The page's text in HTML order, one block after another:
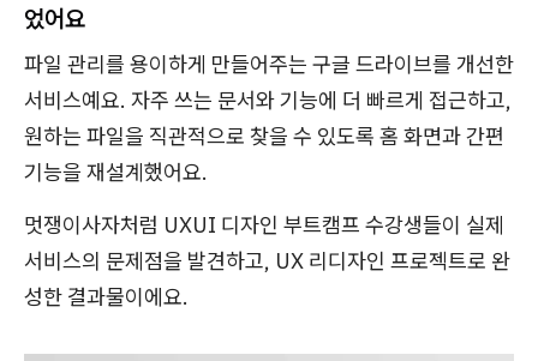
었어요
파일 관리를 용이하게 만들어주는 구글 드라이브를 개선한
서비스예요. 자주 쓰는 문서와 기능에 더 빠르게 접근하고,
원하는 파일을 직관적으로 찾을 수 있도록 홈 화면과 간편
기능을 재설계했어요.
멋쟁이사자처럼 UXUI 디자인 부트캠프 수강생들이 실제
서비스의 문제점을 발견하고, UX 리디자인 프로젝트로 완
성한 결과물이에요.